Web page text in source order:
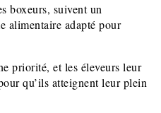
boxeurs, suivent un
alimentaire adapté pour
priorité, et les éleveurs leur
qu’ils atteignent leur plein